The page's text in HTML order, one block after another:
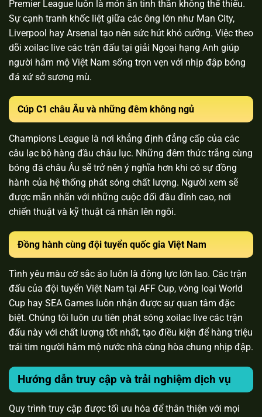
Premier League luôn là món ăn tinh thần không thể thiếu.
Sự cạnh tranh khốc liệt giữa các ông lớn như Man City,
Liverpool hay Arsenal tạo nên sức hút khó cưỡng. Việc theo
dõi xoilac live các trận đấu tại giải Ngoại hạng Anh giúp
người hâm mộ Việt Nam sống trọn vẹn với nhịp đập bóng
đá xứ sở sương mù.
Cúp C1 châu Âu và những đêm không ngủ
Champions League là nơi khẳng định đẳng cấp của các
câu lạc bộ hàng đầu châu lục. Những đêm thức trắng cùng
bóng đá châu Âu sẽ trở nên ý nghĩa hơn khi có sự đồng
hành của hệ thống phát sóng chất lượng. Người xem sẽ
được mãn nhãn với những cuộc đối đầu đỉnh cao, nơi
chiến thuật và kỹ thuật cá nhân lên ngôi.
Đồng hành cùng đội tuyển quốc gia Việt Nam
Tình yêu màu cờ sắc áo luôn là động lực lớn lao. Các trận
đấu của đội tuyển Việt Nam tại AFF Cup, vòng loại World
Cup hay SEA Games luôn nhận được sự quan tâm đặc
biệt. Chúng tôi luôn ưu tiên phát sóng xoilac live các trận
đấu này với chất lượng tốt nhất, tạo điều kiện để hàng triệu
trái tim người hâm mộ nước nhà cùng hòa chung nhịp đập.
Hướng dẫn truy cập và trải nghiệm dịch vụ
Quy trình truy cập được tối ưu hóa để thân thiện với mọi